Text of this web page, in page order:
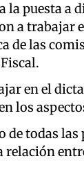
la puesta a
a trabajar
de las
en el
los
todas